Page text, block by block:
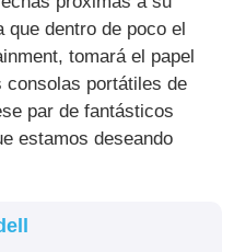
que dentro de poco el
tomará el papel
consolas portátiles de
par de fantásticos
estamos deseando